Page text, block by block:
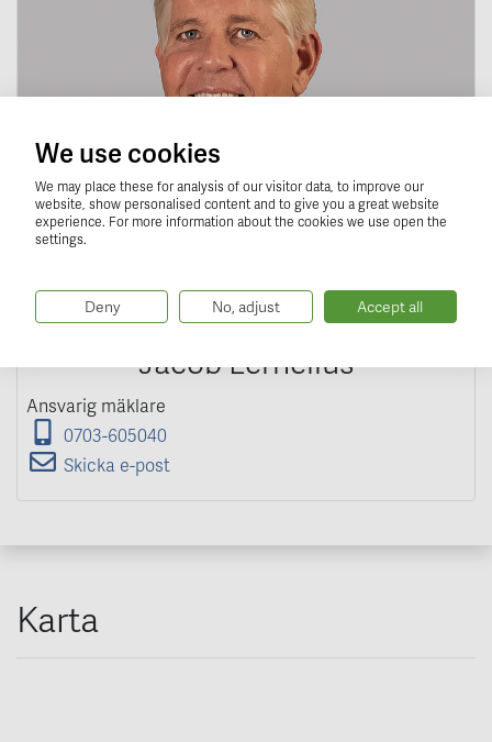
Jacob Lernelius
Ansvarig mäklare
0703-605040
Skicka e-post
Karta
We use cookies
We may place these for analysis of our visitor data, to improve our
website, show personalised content and to give you a great website
experience. For more information about the cookies we use open the
settings.
Deny No, adjust Accept all